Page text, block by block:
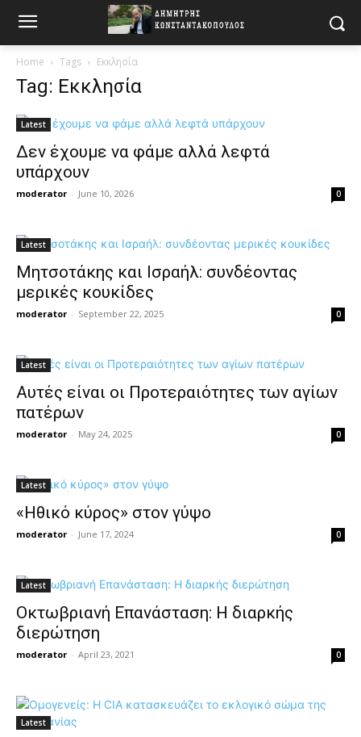
Home Tags Εκκλησία
Tag: Εκκλησία
Latest
Δεν έχουμε να φάμε αλλά λεφτά
υπάρχουν
moderator - June 10, 2026 0
Latest
Μητσοτάκης και Ισραήλ: συνδέοντας
μερικές κουκίδες
moderator - September 22, 2025 0
Latest
Aυτές είναι οι Προτεραιότητες των αγίων
πατέρων
moderator - May 24, 2025 0
Latest
«Ηθικό κύρος» στον γύψο
moderator - June 17, 2024 0
Latest
Οκτωβριανή Επανάσταση: Η διαρκής
διερώτηση
moderator - April 23, 2021 0
Latest